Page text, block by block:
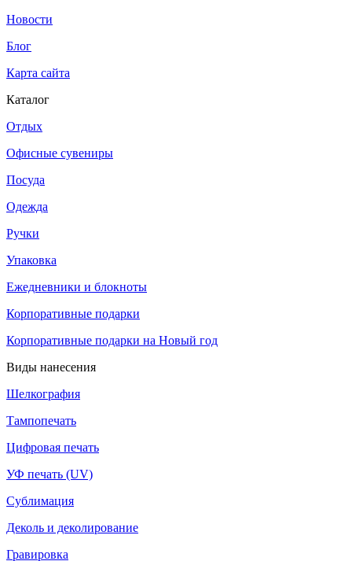
Новости
Блог
Карта сайта
Каталог
Отдых
Офисные сувениры
Посуда
Одежда
Ручки
Упаковка
Ежедневники и блокноты
Корпоративные подарки
Корпоративные подарки на Новый год
Виды нанесения
Шелкография
Тампопечать
Цифровая печать
УФ печать (UV)
Сублимация
Деколь и деколирование
Гравировка